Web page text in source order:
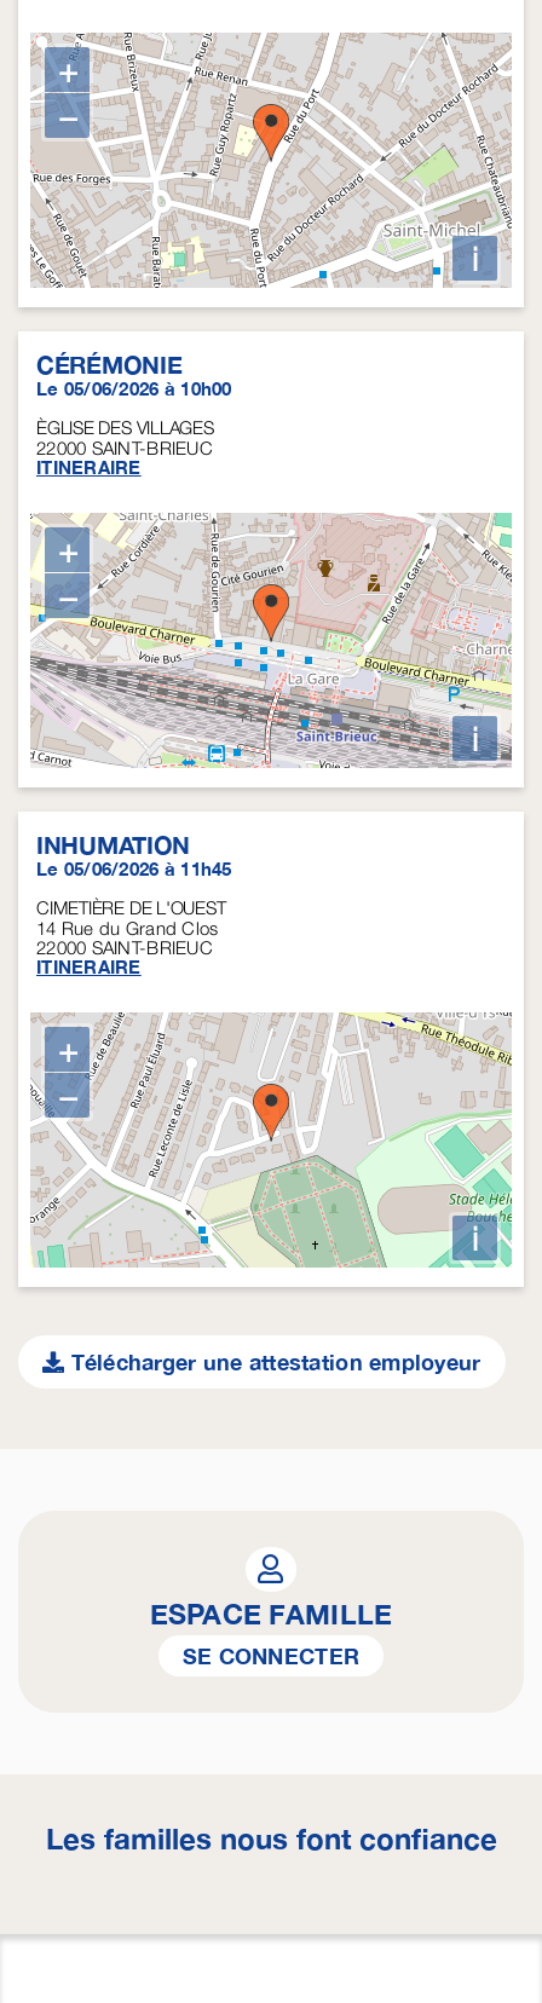
+
−
i
CÉRÉMONIE
Le 05/06/2026 à 10h00
ÈGLISE DES VILLAGES
22000 SAINT-BRIEUC
ITINERAIRE
+
−
i
INHUMATION
Le 05/06/2026 à 11h45
CIMETIÈRE DE L'OUEST
14 Rue du Grand Clos
22000 SAINT-BRIEUC
ITINERAIRE
+
−
i
Télécharger une attestation employeur
ESPACE FAMILLE
SE CONNECTER
Les familles nous font confiance